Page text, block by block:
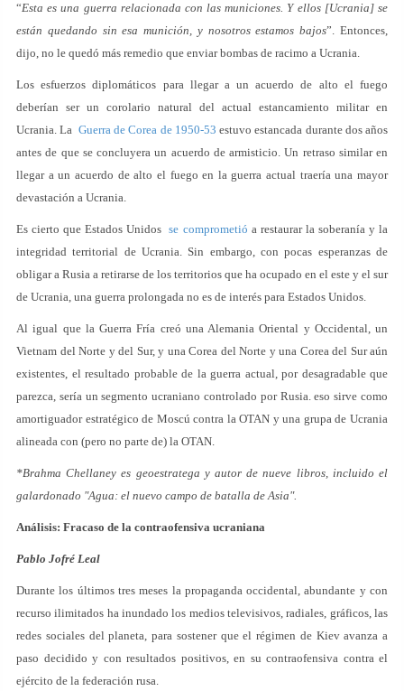
“Esta es una guerra relacionada con las municiones. Y ellos [Ucrania] se
están quedando sin esa munición, y nosotros estamos bajos”. Entonces,
dijo, no le quedó más remedio que enviar bombas de racimo a Ucrania.
Los esfuerzos diplomáticos para llegar a un acuerdo de alto el fuego
deberían ser un corolario natural del actual estancamiento militar en
Ucrania. La Guerra de Corea de 1950-53 estuvo estancada durante dos años
antes de que se concluyera un acuerdo de armisticio. Un retraso similar en
llegar a un acuerdo de alto el fuego en la guerra actual traería una mayor
devastación a Ucrania.
Es cierto que Estados Unidosse comprometió a restaurar la soberanía y la
integridad territorial de Ucrania. Sin embargo, con pocas esperanzas de
obligar a Rusia a retirarse de los territorios que ha ocupado en el este y el sur
de Ucrania, una guerra prolongada no es de interés para Estados Unidos.
Al igual que la Guerra Fría creó una Alemania Oriental y Occidental, un
Vietnam del Norte y del Sur, y una Corea del Norte y una Corea del Sur aún
existentes, el resultado probable de la guerra actual, por desagradable que
parezca, sería un segmento ucraniano controlado por Rusia. eso sirve como
amortiguador estratégico de Moscú contra la OTAN y una grupa de Ucrania
alineada con (pero no parte de) la OTAN.
*Brahma Chellaney es geoestratega y autor de nueve libros, incluido el
galardonado "Agua: el nuevo campo de batalla de Asia".
Análisis: Fracaso de la contraofensiva ucraniana
Pablo Jofré Leal
Durante los últimos tres meses la propaganda occidental, abundante y con
recurso ilimitados ha inundado los medios televisivos, radiales, gráficos, las
redes sociales del planeta, para sostener que el régimen de Kiev avanza a
paso decidido y con resultados positivos, en su contraofensiva contra el
ejército de la federación rusa.